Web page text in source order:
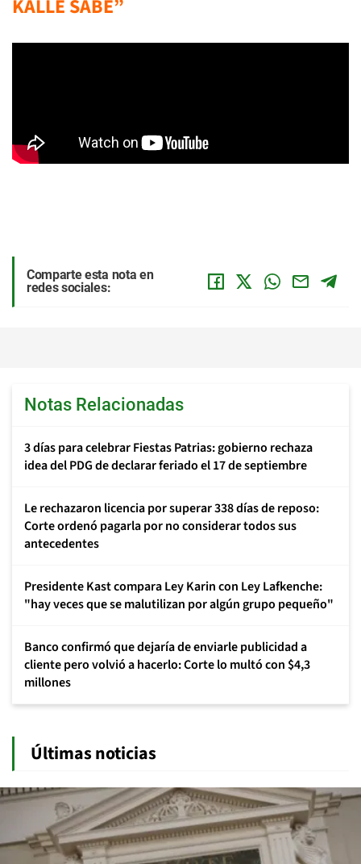
KALLE SABE”
Comparte esta nota en
redes sociales:
Notas Relacionadas
3 días para celebrar Fiestas Patrias: gobierno rechaza
idea del PDG de declarar feriado el 17 de septiembre
Le rechazaron licencia por superar 338 días de reposo:
Corte ordenó pagarla por no considerar todos sus
antecedentes
Presidente Kast compara Ley Karin con Ley Lafkenche:
"hay veces que se malutilizan por algún grupo pequeño"
Banco confirmó que dejaría de enviarle publicidad a
cliente pero volvió a hacerlo: Corte lo multó con $4,3
millones
Últimas noticias